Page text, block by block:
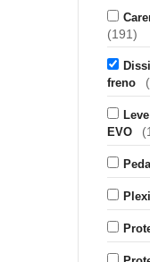
(191)
freno
EVO